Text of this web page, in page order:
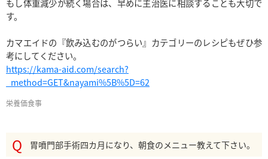
もし体重減少が続く場合は、早めに主治医に相談することも大切で
す。
カマエイドの『飲み込むのがつらい』カテゴリーのレシピもぜひ参
https://kama-aid.com/search?
_method=GET&nayami%5B%5D=62
栄養価食事
胃噴門部手術四カ月になり、朝食のメニュー教えて下さい。